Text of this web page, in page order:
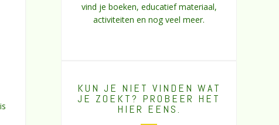
vind je boeken, educatief materiaal,
activiteiten en nog veel meer.
KUN JE NIET VINDEN WAT
JE ZOEKT? PROBEER HET
HIER EENS.